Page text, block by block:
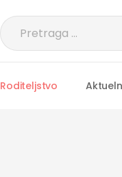
Roditeljstvo